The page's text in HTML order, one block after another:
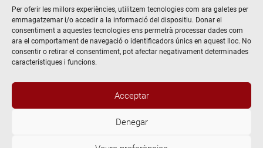
Per oferir les millors experiències, utilitzem tecnologies com ara galetes per
emmagatzemar i/o accedir a la informació del dispositiu. Donar el
consentiment a aquestes tecnologies ens permetrà processar dades com
ara el comportament de navegació o identificadors únics en aquest lloc. No
consentir o retirar el consentiment, pot afectar negativament determinades
característiques i funcions.
Acceptar
Denegar
@2026 Escola de teatre El Timbal. Tots els drets reservats